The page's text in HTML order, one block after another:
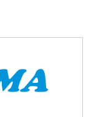
Sản phẩm
AC, giúp động
chất liệu nhựa
không dẫn điện,